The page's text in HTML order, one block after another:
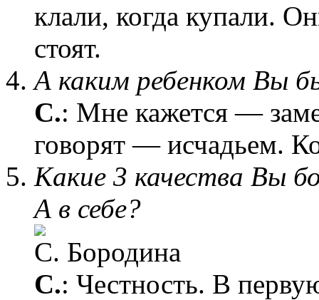
клали, когда купали.
стоят.
А каким ребенком Вы
С.: Мне кажется —
говорят — исчадьем.
Какие 3 качества Вы
А в себе?
С.: Честность. В